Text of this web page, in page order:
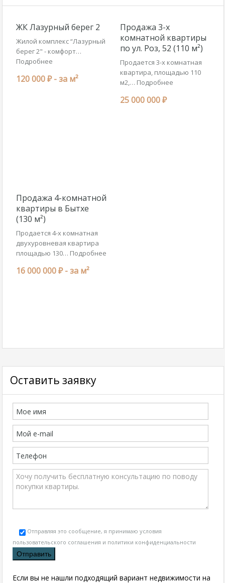
ЖК Лазурный берег 2
Жилой комплекс “Лазурный
берег 2" - комфорт…
Подробнее
120 000 ₽ -за м²
Продажа 3-х
комнатной квартиры
по ул. Роз, 52 (110 м²)
Продается 3-х комнатная
квартира, площадью 110
м2,… Подробнее
25 000 000 ₽
Продажа 4-комнатной
квартиры в Бытхе
(130 м²)
Продается 4-х комнатная
двухуровневая квартира
площадью 130… Подробнее
16 000 000 ₽ -за м²
Оставить заявку
Отправляя это сообщение, я принимаю условия
пользовательского соглашения и политики конфиденциальности
Если вы не нашли подходящий вариант недвижимости на